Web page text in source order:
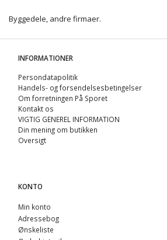
Byggedele, andre firmaer.
INFORMATIONER
Persondatapolitik
Handels- og forsendelsesbetingelser
Om forretningen På Sporet
Kontakt os
VIGTIG GENEREL INFORMATION
Din mening om butikken
Oversigt
KONTO
Min konto
Adressebog
Ønskeliste